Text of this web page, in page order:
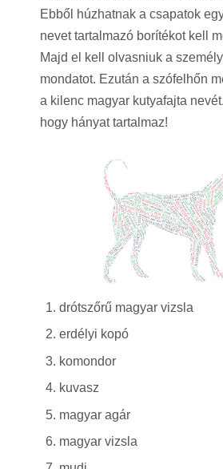
Ebből húzhatnak a csapatok
nevet tartalmazó borítékot kell
Majd el kell olvasniuk a
mondatot. Ezután a szófelhőn
a kilenc magyar kutyafajta
hogy hányat tartalmaz!
drótszőrű magyar vizsla
erdélyi kopó
komondor
kuvasz
magyar agár
magyar vizsla